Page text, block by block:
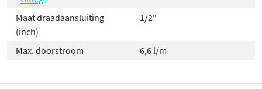
Maat draadaansluiting
(inch)
1/2"
Max. doorstroom 6,6 l/m